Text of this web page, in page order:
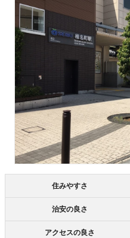
住みやすさ
治安の良さ
アクセスの良さ